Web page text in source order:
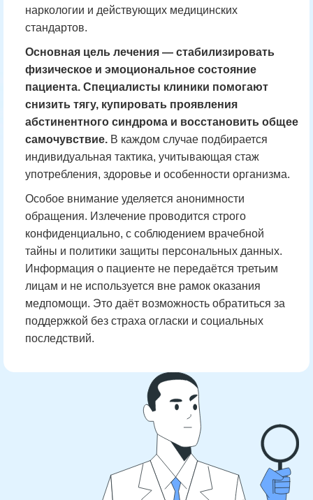
наркологии и действующих медицинских
стандартов.
Основная цель лечения — стабилизировать
физическое и эмоциональное состояние
пациента. Специалисты клиники помогают
снизить тягу, купировать проявления
абстинентного синдрома и восстановить общее
самочувствие. В каждом случае подбирается
индивидуальная тактика, учитывающая стаж
употребления, здоровье и особенности организма.
Особое внимание уделяется анонимности
обращения. Излечение проводится строго
конфиденциально, с соблюдением врачебной
тайны и политики защиты персональных данных.
Информация о пациенте не передаётся третьим
лицам и не используется вне рамок оказания
медпомощи. Это даёт возможность обратиться за
поддержкой без страха огласки и социальных
последствий.